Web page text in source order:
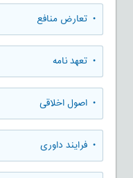
• تعارض منافع
• تعهد نامه
• اصول اخلاقی
• فرایند داوری